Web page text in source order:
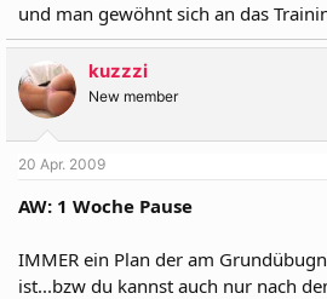
und man gewöhnt sich an das
kuzzzi
New member
20 Apr. 2009
AW: 1 Woche Pause
IMMER ein Plan der am
ist...bzw du kannst auch nur nach